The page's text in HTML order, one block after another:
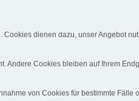
dienen dazu, unser Angebot
Andere Cookies bleiben auf Ihrem
von Cookies für bestimmte Fälle